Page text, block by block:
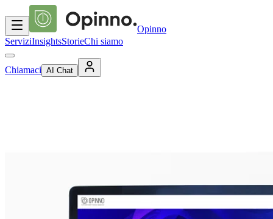
Opinno
ServiziInsightsStorieChi siamo
Chiamaci AI Chat